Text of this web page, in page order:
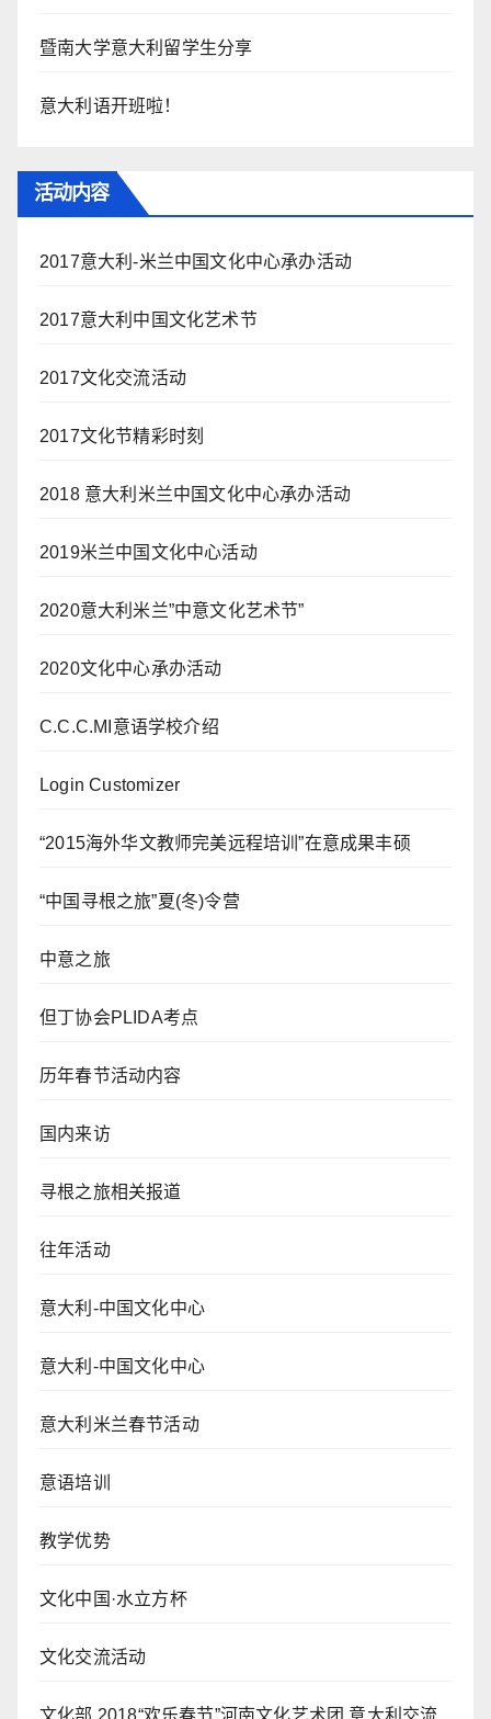
暨南大学意大利留学生分享
意大利语开班啦！
活动内容
2017意大利-米兰中国文化中心承办活动
2017意大利中国文化艺术节
2017文化交流活动
2017文化节精彩时刻
2018 意大利米兰中国文化中心承办活动
2019米兰中国文化中心活动
2020意大利米兰”中意文化艺术节”
2020文化中心承办活动
C.C.C.MI意语学校介绍
Login Customizer
“2015海外华文教师完美远程培训”在意成果丰硕
“中国寻根之旅”夏(冬)令营
中意之旅
但丁协会PLIDA考点
历年春节活动内容
国内来访
寻根之旅相关报道
往年活动
意大利-中国文化中心
意大利-中国文化中心
意大利米兰春节活动
意语培训
教学优势
文化中国·水立方杯
文化交流活动
文化部 2018“欢乐春节”河南文化艺术团 意大利交流